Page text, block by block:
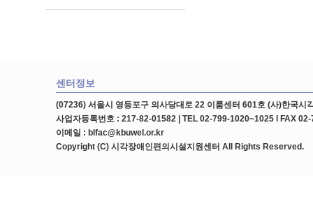
센터정보
(07236) 서울시 영등포구 의사당대로 22 이룸센터 601호 (사)한국시
사업자등록번호 : 217-82-01582 | TEL 02-799-1020~1025 l FAX
이메일 : blfac@kbuwel.or.kr
Copyright (C) 시각장애인편의시설지원센터 All Rights Reserved.